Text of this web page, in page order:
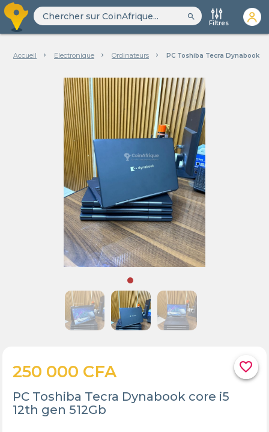
search
Filtres
Accueil Electronique Ordinateurs PC Toshiba Tecra Dynabook
favorite_border
250 000 CFA
PC Toshiba Tecra Dynabook core i5
12th gen 512Gb